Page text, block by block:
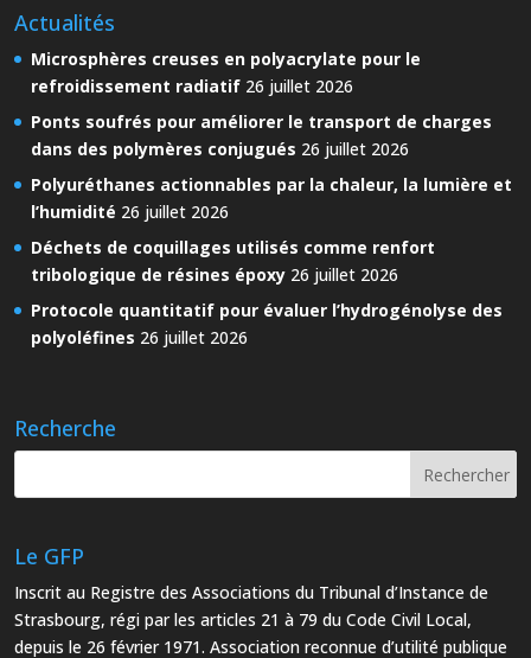
Actualités
Microsphères creuses en polyacrylate pour le
refroidissement radiatif 26 juillet 2026
Ponts soufrés pour améliorer le transport de charges
dans des polymères conjugués 26 juillet 2026
Polyuréthanes actionnables par la chaleur, la lumière et
l’humidité 26 juillet 2026
Déchets de coquillages utilisés comme renfort
tribologique de résines époxy 26 juillet 2026
Protocole quantitatif pour évaluer l’hydrogénolyse des
polyoléfines 26 juillet 2026
Recherche
Le GFP
Inscrit au Registre des Associations du Tribunal d’Instance de
Strasbourg, régi par les articles 21 à 79 du Code Civil Local,
depuis le 26 février 1971. Association reconnue d’utilité publique